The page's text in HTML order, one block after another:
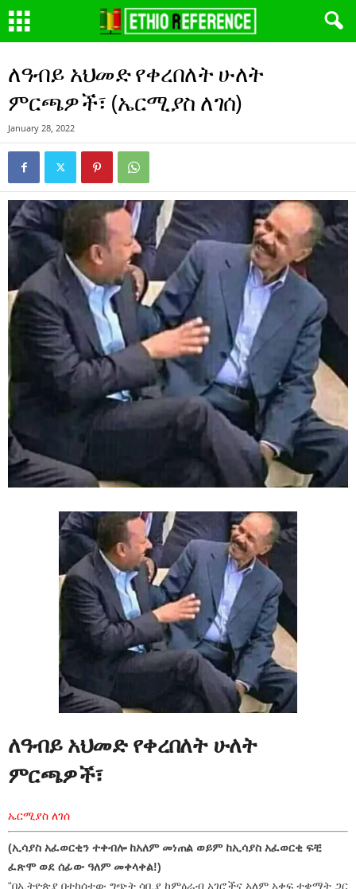
ለዓብይ አህመድ የቀረበለት ሁለት
ምርጫዎች፣ (ኤርሚያስ ለገሰ)
January 28, 2022
ለዓብይ አህመድ የቀረበለት ሁለት
ምርጫዎች፣
ኤርሚያስ ለገሰ
(ኢሳያስ አፈወርቂን ተቀብሎ ከአለም መነጠል ወይም ከኢሳያስ አፈወርቂ ፍቺ
ፈጽሞ ወደ ሰፊው ዓለም መቀላቀል!)
“በኢትዮጵያ በተከሰተው ግጭት ሳቢያ ከምዕራብ አገሮችና አለም አቀፍ ተቋማት ጋር